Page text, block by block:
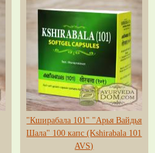
"Кширабала 101" "Арья Вайдья
Шала" 100 капс (Kshirabala 101
AVS)